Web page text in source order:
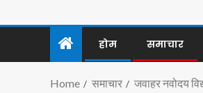
होम समाचार
Home समाचार जवाहर नवोदय